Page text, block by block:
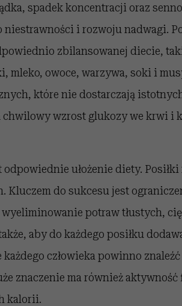
spadek koncentracji oraz
i rozwoju nadwagi.
zbilansowanej diecie,
mleko, owoce, warzywa, soki i
które nie dostarczają
wzrost glukozy we krwi i
ułożenie diety.
Kluczem do sukcesu jest
potraw tłustych,
aby do każdego posiłku
człowieka powinno
znaczenie ma również
kalorii.